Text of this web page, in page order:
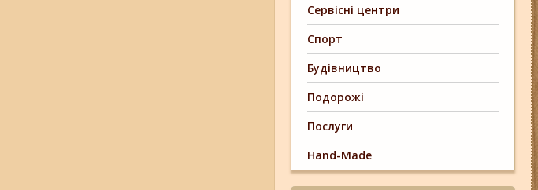
Сервісні центри
Спорт
Будівництво
Подорожі
Послуги
Hand-Made